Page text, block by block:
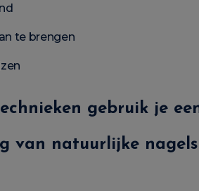
te brengen
gebruik je
van natuurlijke nagels